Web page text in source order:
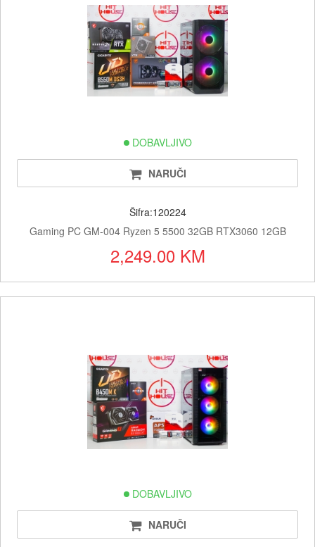
DOBAVLJIVO
NARUČI
Šifra:120224
Gaming PC GM-004 Ryzen 5 5500 32GB RTX3060 12GB
2,249.00 KM
DOBAVLJIVO
NARUČI